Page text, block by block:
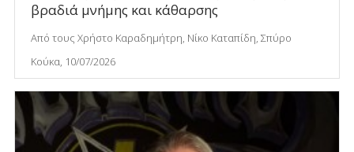
βραδιά μνήμης και κάθαρσης
Από τους Χρήστο Καραδημήτρη, Νίκο Καταπίδη, Σπύρο
Κούκα, 10/07/2026